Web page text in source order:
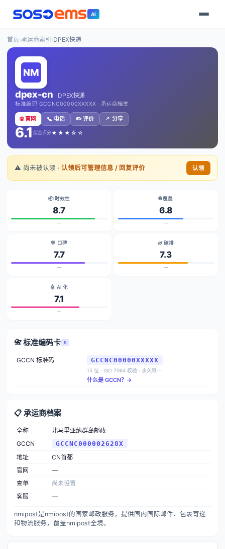
AI
首页›承运商索引 ›DPEX快递
dpex-cn DPEX快递
标准编码 GCCNC00000XXXXX · 承运商档案
🌐 官网 📞 电话 ✏️ 评价 ↗️ 分享
6.1 综合评分★★★☆☆
⚠️ 尚未被认领 · 认领后可管理信息 / 回复评价 认领
📦 时效性
8.7
—
🌐 覆盖
6.8
—
💬 口碑
7.7
—
🌿 碳排
7.3
—
🤖 AI 化
7.1
—
📇 标准编码卡 S
GCCN 标准码 GCCNC00000XXXXX
15 位 · ISO 7064 校验 · 永久唯一
什么是 GCCN？→
📋 承运商档案
全称
北马里亚纳群岛邮政
GCCN
GCCNC000002628X
地址
CN首都
官网
—
查单
尚未设置
客服
—
nmipost是nmipost的国家邮政服务，提供国内国际邮件、包裹寄递
和物流服务，覆盖nmipost全境。